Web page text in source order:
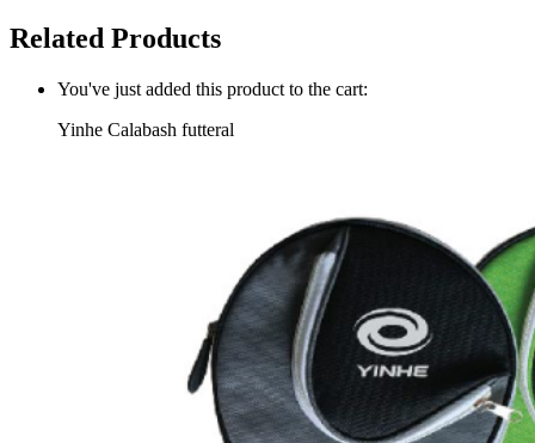
Related Products
You've just added this product to the cart:
Yinhe Calabash futteral